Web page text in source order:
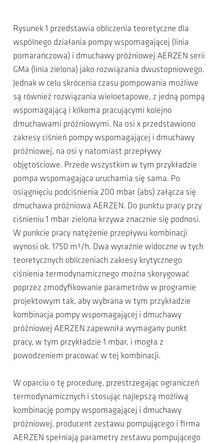
Rysunek 1 przedstawia obliczenia teoretyczne dla
wspólnego działania pompy wspomagającej (linia
pomarańczowa) i dmuchawy próżniowej AERZEN serii
GMa (linia zielona) jako rozwiązania dwustopniowego.
Jednak w celu skrócenia czasu pompowania możliwe
są również rozwiązania wieloetapowe, z jedną pompą
wspomagającą i kilkoma pracującymi kolejno
dmuchawami próżniowymi. Na osi x przedstawiono
zakresy ciśnień pompy wspomagającej i dmuchawy
próżniowej, na osi y natomiast przepływy
objętościowe. Przede wszystkim w tym przykładzie
pompa wspomagająca uruchamia się sama. Po
osiągnięciu podciśnienia 200 mbar (abs) załącza się
dmuchawa próżniowa AERZEN. Do punktu pracy przy
ciśnieniu 1 mbar zielona krzywa znacznie się podnosi.
W punkcie pracy natężenie przepływu kombinacji
wynosi ok. 1750 m³/h. Dwa wyraźnie widoczne w tych
teoretycznych obliczeniach zakresy krytycznego
ciśnienia termodynamicznego można skorygować
poprzez zmodyfikowanie parametrów w programie
projektowym tak, aby wybrana w tym przykładzie
kombinacja pompy wspomagającej i dmuchawy
próżniowej AERZEN zapewniła wymagany punkt
pracy, w tym przykładzie 1 mbar, i mogła z
powodzeniem pracować w tej kombinacji.
W oparciu o tę procedurę, przestrzegając ograniczeń
termodynamicznych i stosując najlepszą możliwą
kombinację pompy wspomagającej i dmuchawy
próżniowej, producent zestawu pompującego i firma
AERZEN spełniają parametry zestawu pompującego